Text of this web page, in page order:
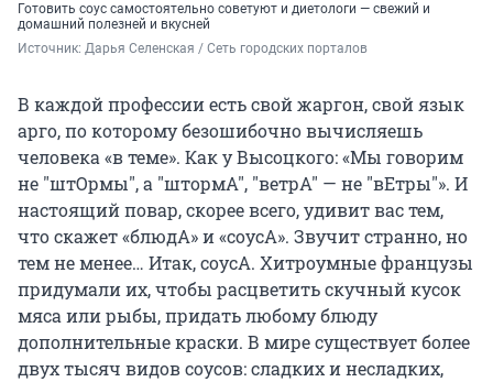
Готовить соус самостоятельно советуют и диетологи — свежий и
домашний полезней и вкусней
Источник: Дарья Селенская / Сеть городских порталов
В каждой профессии есть свой жаргон, свой язык
арго, по которому безошибочно вычисляешь
человека «в теме». Как у Высоцкого: «Мы говорим
не "штОрмы", а "штормА", "ветрА" — не "вЕтры"». И
настоящий повар, скорее всего, удивит вас тем,
что скажет «блюдА» и «соусА». Звучит странно, но
тем не менее… Итак, соусА. Хитроумные французы
придумали их, чтобы расцветить скучный кусок
мяса или рыбы, придать любому блюду
дополнительные краски. В мире существует более
двух тысяч видов соусов: сладких и несладких,